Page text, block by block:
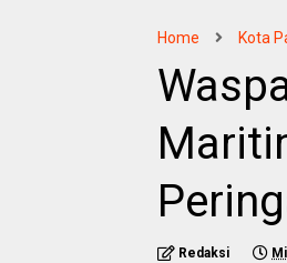
Home Kota
Redaksi